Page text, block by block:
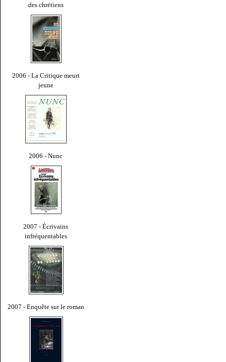
des chrétiens
2006 - La Critique meurt
jeune
2006 - Nunc
2007 - Écrivains
infréquentables
2007 - Enquête sur le roman